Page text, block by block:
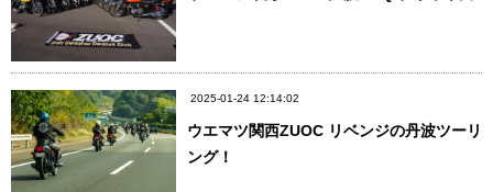
2025-01-24 12:14:02
ウエマツ関西ZUOC リベンジの丹波ツーリ
ング！